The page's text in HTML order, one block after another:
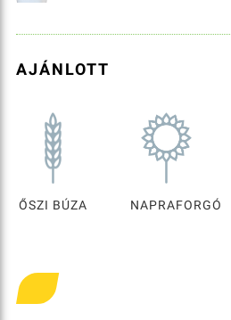
AJÁNLOTT
ŐSZI BÚZA NAPRAFORGÓ